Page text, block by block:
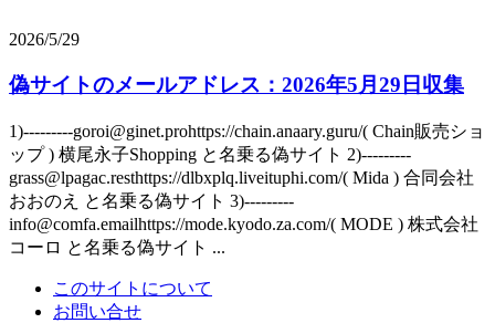
2026/5/29
偽サイトのメールアドレス：2026年5月29日収集
1)---------goroi@ginet.prohttps://chain.anaary.guru/( Chain販売ショ
ップ ) 横尾永子Shopping と名乗る偽サイト 2)---------
grass@lpagac.resthttps://dlbxplq.liveituphi.com/( Mida ) 合同会社
おおのえ と名乗る偽サイト 3)---------
info@comfa.emailhttps://mode.kyodo.za.com/( MODE ) 株式会社
コーロ と名乗る偽サイト ...
このサイトについて
お問い合せ